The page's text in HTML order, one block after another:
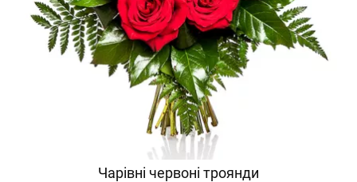
Чарівні червоні троянди